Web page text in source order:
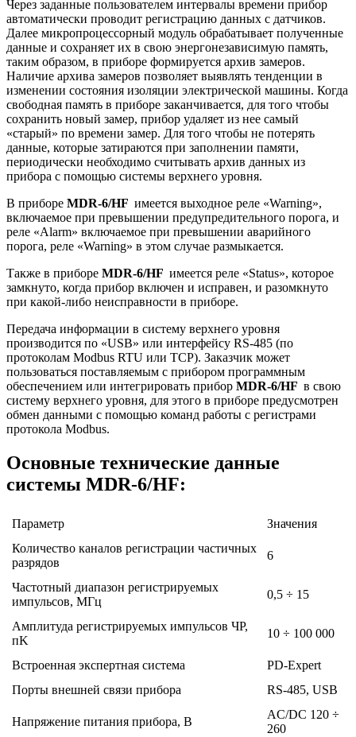
Через заданные пользователем интервалы времени прибор
автоматически проводит регистрацию данных с датчиков.
Далее микропроцессорный модуль обрабатывает полученные
данные и сохраняет их в свою энергонезависимую память,
таким образом, в приборе формируется архив замеров.
Наличие архива замеров позволяет выявлять тенденции в
изменении состояния изоляции электрической машины. Когда
свободная память в приборе заканчивается, для того чтобы
сохранить новый замер, прибор удаляет из нее самый
«старый» по времени замер. Для того чтобы не потерять
данные, которые затираются при заполнении памяти,
периодически необходимо считывать архив данных из
прибора с помощью системы верхнего уровня.
В приборе MDR-6/HF имеется выходное реле «Warning»,
включаемое при превышении предупредительного порога, и
реле «Alarm» включаемое при превышении аварийного
порога, реле «Warning» в этом случае размыкается.
Также в приборе MDR-6/HF имеется реле «Status», которое
замкнуто, когда прибор включен и исправен, и разомкнуто
при какой-либо неисправности в приборе.
Передача информации в систему верхнего уровня
производится по «USB» или интерфейсу RS-485 (по
протоколам Modbus RTU или TCP). Заказчик может
пользоваться поставляемым с прибором программным
обеспечением или интегрировать прибор MDR-6/HF в свою
систему верхнего уровня, для этого в приборе предусмотрен
обмен данными с помощью команд работы с регистрами
протокола Modbus.
Основные технические данные
системы MDR-6/HF:
Параметр
Значения
Количество каналов регистрации частичных
разрядов
6
Частотный диапазон регистрируемых
импульсов, МГц
0,5 ÷ 15
Амплитуда регистрируемых импульсов ЧР,
пK
10 ÷ 100 000
Встроенная экспертная система
PD-Expert
Порты внешней связи прибора
RS-485, USB
Напряжение питания прибора, В
AC/DC 120 ÷
260